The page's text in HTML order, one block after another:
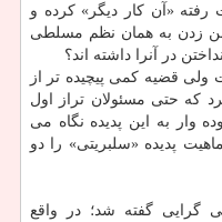
«آن كار دیگر» كرده و
زدن به همان نظم مسلطی
در آنرا داشته اند؟
قضیه كمی پیچیده تر از
كه حتی مسئولان تراز اول
وار به این پدیده نگاه می
پدیده «سلبریتی» را دو
گرایی گفته شد؛ در واقع